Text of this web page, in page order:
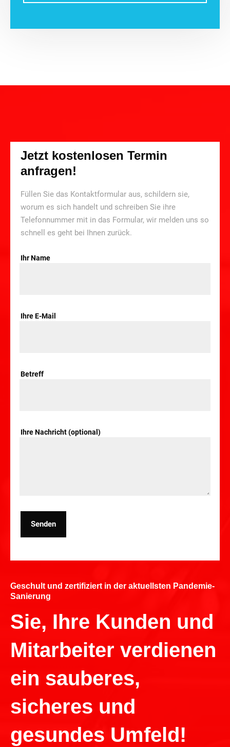
Jetzt kostenlosen Termin
anfragen!
Füllen Sie das Kontaktformular aus, schildern sie,
worum es sich handelt und schreiben Sie ihre
Telefonnummer mit in das Formular, wir melden uns so
schnell es geht bei Ihnen zurück.
Ihr Name
Ihre E-Mail
Betreff
Ihre Nachricht (optional)
Senden
Geschult und zertifiziert in der aktuellsten Pandemie-
Sanierung
Sie, Ihre Kunden und
Mitarbeiter verdienen
ein sauberes,
sicheres und
gesundes Umfeld!